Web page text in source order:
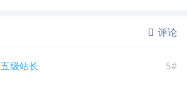
评论
五级站长 5#